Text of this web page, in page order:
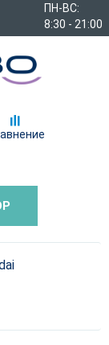
ПН-ВС:
8:30 - 21:00